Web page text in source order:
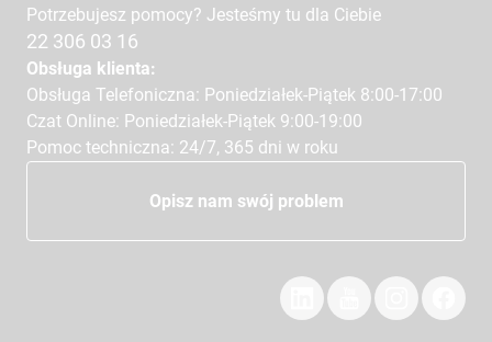
Potrzebujesz pomocy? Jesteśmy tu dla Ciebie
22 306 03 16
Obsługa klienta:
Obsługa Telefoniczna: Poniedziałek-Piątek 8:00-17:00
Czat Online: Poniedziałek-Piątek 9:00-19:00
Pomoc techniczna: 24/7, 365 dni w roku
Opisz nam swój problem